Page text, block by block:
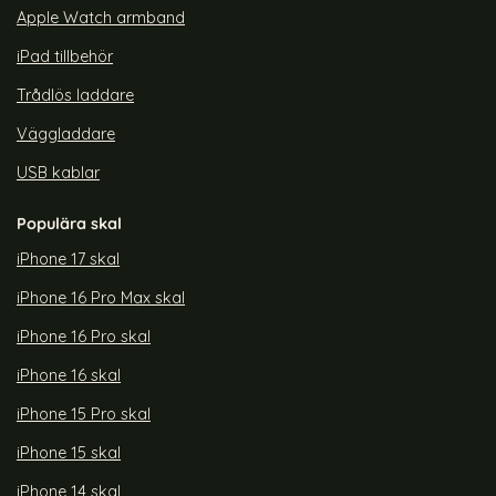
Apple Watch armband
iPad tillbehör
Trådlös laddare
Väggladdare
USB kablar
Populära skal
iPhone 17 skal
iPhone 16 Pro Max skal
iPhone 16 Pro skal
iPhone 16 skal
iPhone 15 Pro skal
iPhone 15 skal
iPhone 14 skal